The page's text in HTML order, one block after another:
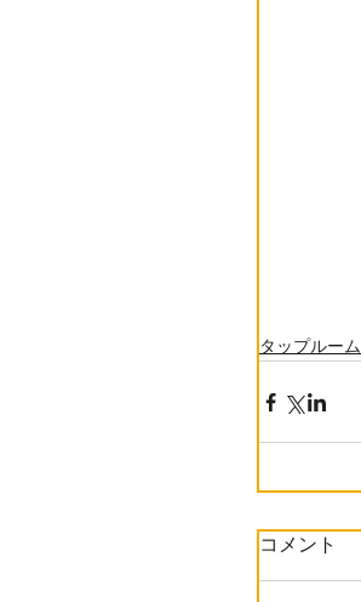
タップルーム
コメント